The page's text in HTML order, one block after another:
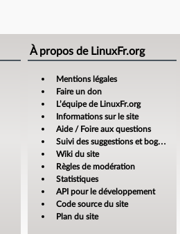
À propos de LinuxFr.org
Mentions légales
Faire un don
L’équipe de LinuxFr.org
Informations sur le site
Aide / Foire aux questions
Suivi des suggestions et bogues
Wiki du site
Règles de modération
Statistiques
API pour le développement
Code source du site
Plan du site